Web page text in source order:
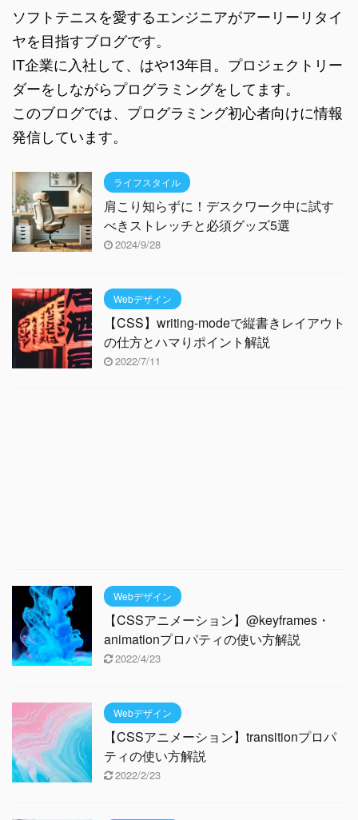
ソフトテニスを愛するエンジニアがアーリーリタイ
ヤを目指すブログです。
IT企業に入社して、はや13年目。プロジェクトリー
ダーをしながらプログラミングをしてます。
このブログでは、プログラミング初心者向けに情報
発信しています。
ライフスタイル
肩こり知らずに！デスクワーク中に試す
べきストレッチと必須グッズ5選
2024/9/28
Webデザイン
【CSS】writing-modeで縦書きレイアウト
の仕方とハマりポイント解説
2022/7/11
Webデザイン
【CSSアニメーション】@keyframes・
animationプロパティの使い方解説
2022/4/23
Webデザイン
【CSSアニメーション】transitionプロパ
ティの使い方解説
2022/2/23